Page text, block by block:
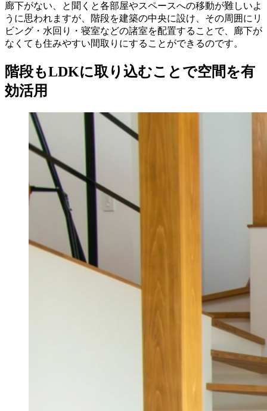
廊下がない、と聞くと各部屋やスペースへの移動が難しいよ
うに思われますが、階段を建築の中央に設け、その周囲にリ
ビング・水回り・寝室などの諸室を配置することで、廊下が
なくても住みやすい間取りにすることができるのです。
階段もLDKに取り込むことで空間を有
効活用